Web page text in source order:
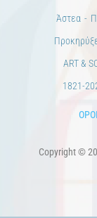
Άστεα
ART &
1821-
Copyright ©